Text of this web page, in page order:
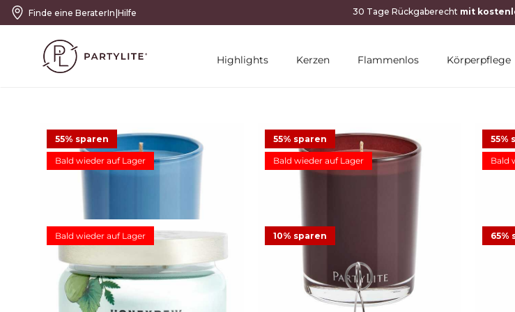
Finde eine BeraterIn|Hilfe
Highlights Kerzen Flammenlos Körperpflege
55% sparen
Bald wieder auf Lager
Duftwachsglas Escential Sea Salt & Sage
11,23 €
24,95 € Angebot
Bewertungen
55% sparen
Bald wieder auf Lager
11,23 €
16 Bewertungen
55%
Bald
Bald wieder auf Lager 10% sparen 65%